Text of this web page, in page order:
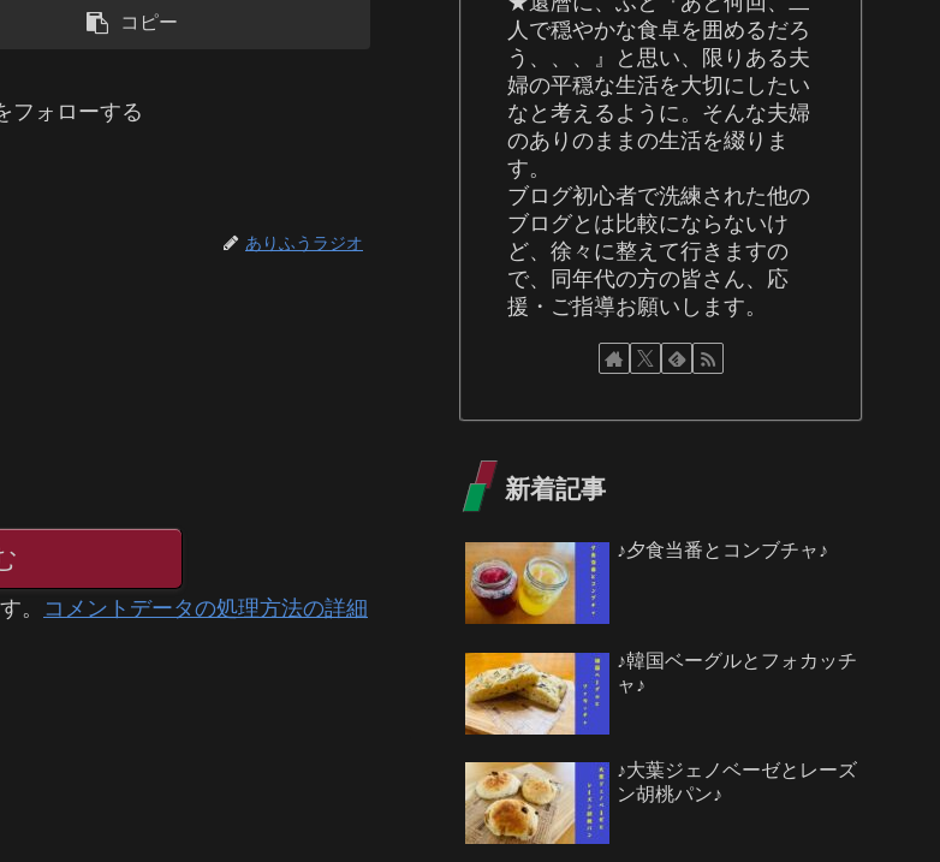
コピー
フォローする
ありふうラジオ
。
コメントデータの処理方法の詳細
人で穏やかな食卓を囲めるだろ
う、、、』と思い、限りある夫
婦の平穏な生活を大切にしたい
なと考えるように。そんな夫婦
のありのままの生活を綴りま
す。
ブログ初心者で洗練された他の
ブログとは比較にならないけ
ど、徐々に整えて行きますの
で、同年代の方の皆さん、応
援・ご指導お願いします。
新着記事
♪夕食当番とコンブチャ♪
♪韓国ベーグルとフォカッチ
ャ♪
♪大葉ジェノベーゼとレーズ
ン胡桃パン♪